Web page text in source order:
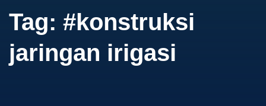
Tag: #konstruksi
jaringan irigasi